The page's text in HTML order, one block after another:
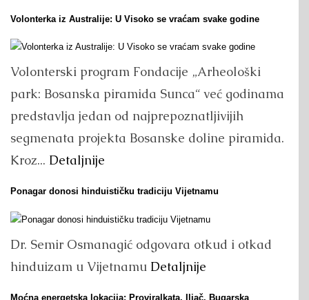
Volonterka iz Australije: U Visoko se vraćam svake godine
Volonterski program Fondacije „Arheološki
park: Bosanska piramida Sunca“ već godinama
predstavlja jedan od najprepoznatljivijih
segmenata projekta Bosanske doline piramida.
Kroz... Detaljnije
Ponagar donosi hinduističku tradiciju Vijetnamu
Dr. Semir Osmanagić odgovara otkud i otkad
hinduizam u Vijetnamu Detaljnije
Moćna energetska lokacija: Proviralkata, Iljač, Bugarska